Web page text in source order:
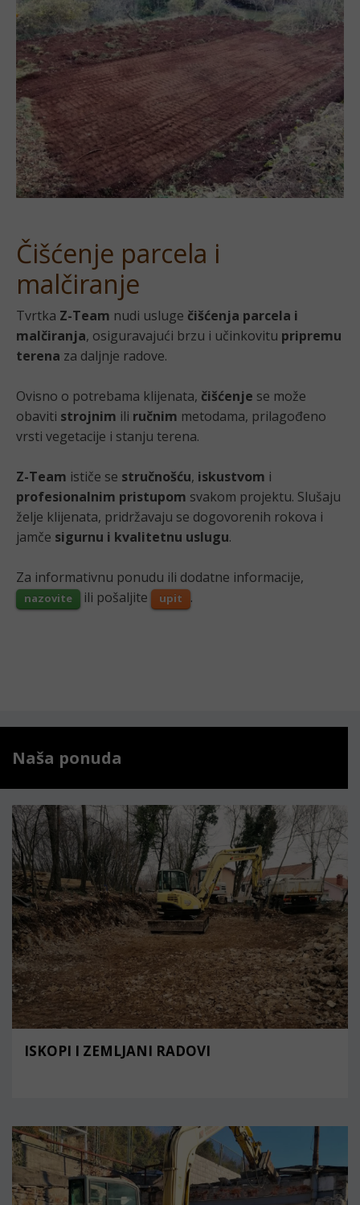
Čišćenje parcela i
malčiranje
Tvrtka Z-Team nudi usluge čišćenja parcela i
malčiranja, osiguravajući brzu i učinkovitu pripremu
terena za daljnje radove.
Ovisno o potrebama klijenata, čišćenje se može
obaviti strojnim ili ručnim metodama, prilagođeno
vrsti vegetacije i stanju terena.
Z-Team ističe se stručnošću, iskustvom i
profesionalnim pristupom svakom projektu. Slušaju
želje klijenata, pridržavaju se dogovorenih rokova i
jamče sigurnu i kvalitetnu uslugu.
Za informativnu ponudu ili dodatne informacije,
nazovite ili pošaljite upit .
Naša ponuda
ISKOPI I ZEMLJANI RADOVI